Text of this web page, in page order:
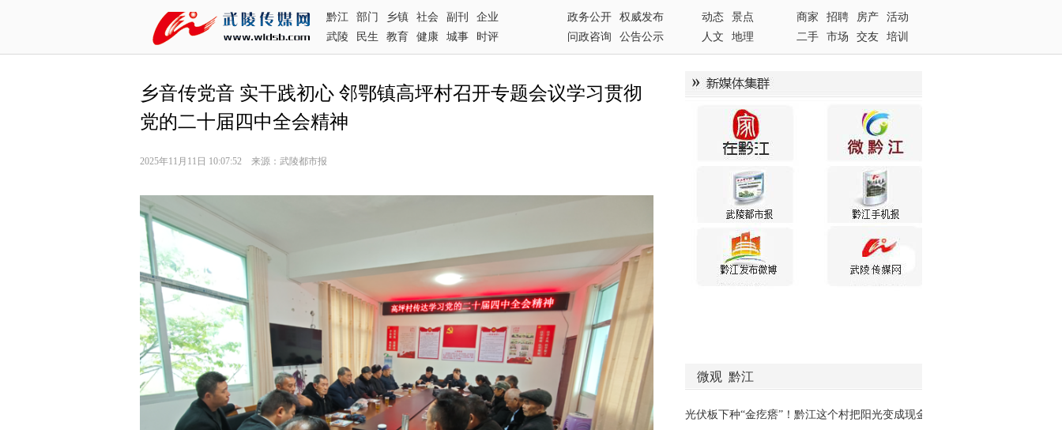
黔江 部门 乡镇 社会 副刊
企业
武陵
民生 教育 健康 城事 时评
政务公开
权威发布
问政咨询
公告公示
动态
景点
人文
地理
商家 招聘 房产
活动
二手
市场 交友 培训
乡音传党音 实干践初心 邻鄂镇高坪村召开专题会议学习贯彻
党的二十届四中全会精神
2025年11月11日 10:07:52 来源：武陵都市报